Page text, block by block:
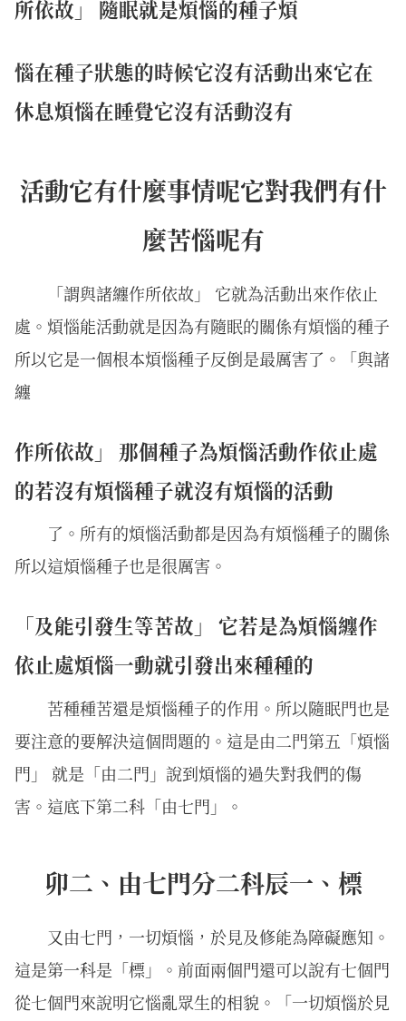
所依故」 隨眠就是煩惱的種子煩
惱在種子狀態的時候它沒有活動出來它在
休息煩惱在睡覺它沒有活動沒有
活動它有什麼事情呢它對我們有什
麼苦惱呢有
「謂與諸纏作所依故」 它就為活動出來作依止
處。煩惱能活動就是因為有隨眠的關係有煩惱的種子
所以它是一個根本煩惱種子反倒是最厲害了。「與諸
纏
作所依故」 那個種子為煩惱活動作依止處
的若沒有煩惱種子就沒有煩惱的活動
了。所有的煩惱活動都是因為有煩惱種子的關係
所以這煩惱種子也是很厲害。
「及能引發生等苦故」 它若是為煩惱纏作
依止處煩惱一動就引發出來種種的
苦種種苦還是煩惱種子的作用。所以隨眠門也是
要注意的要解決這個問題的。這是由二門第五「煩惱
門」 就是「由二門」說到煩惱的過失對我們的傷
害。這底下第二科「由七門」。
卯二、由七門分二科辰一、標
又由七門，一切煩惱，於見及修能為障礙應知。
這是第一科是「標」。前面兩個門還可以說有七個門
從七個門來說明它惱亂眾生的相貌。「一切煩惱於見